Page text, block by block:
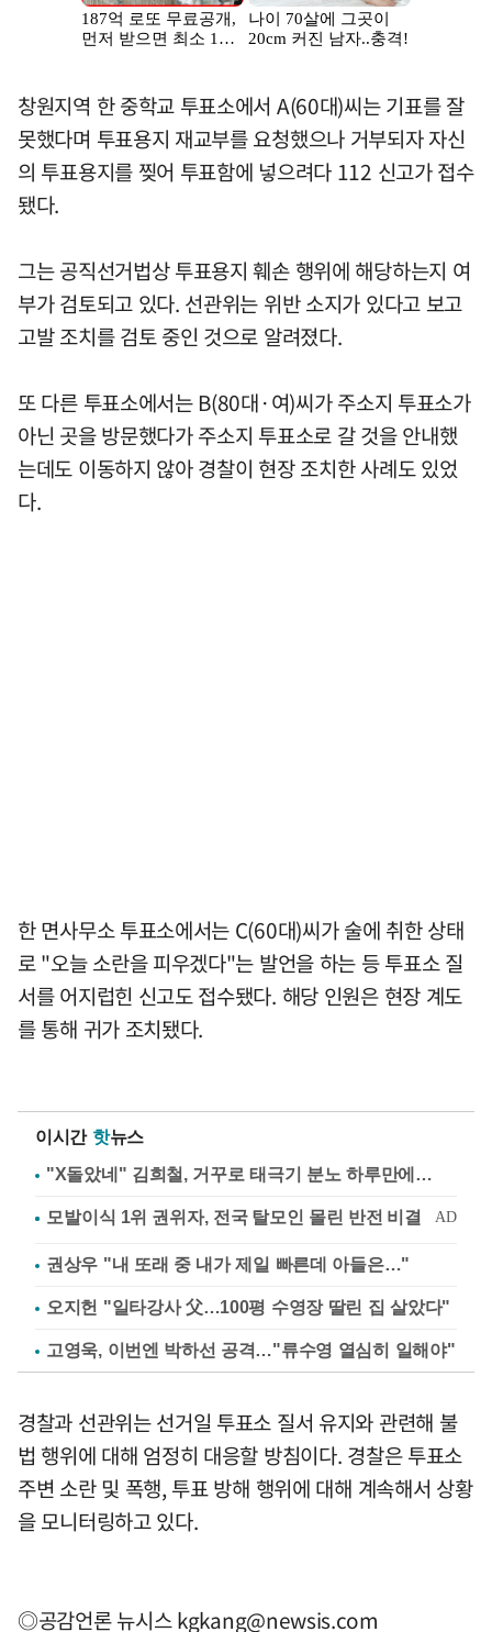
창원지역 한 중학교 투표소에서 A(60대)씨는 기표를 잘
못했다며 투표용지 재교부를 요청했으나 거부되자 자신
의 투표용지를 찢어 투표함에 넣으려다 112 신고가 접수
됐다.
그는 공직선거법상 투표용지 훼손 행위에 해당하는지 여
부가 검토되고 있다. 선관위는 위반 소지가 있다고 보고
고발 조치를 검토 중인 것으로 알려졌다.
또 다른 투표소에서는 B(80대·여)씨가 주소지 투표소가
아닌 곳을 방문했다가 주소지 투표소로 갈 것을 안내했
는데도 이동하지 않아 경찰이 현장 조치한 사례도 있었
다.
한 면사무소 투표소에서는 C(60대)씨가 술에 취한 상태
로 "오늘 소란을 피우겠다"는 발언을 하는 등 투표소 질
서를 어지럽힌 신고도 접수됐다. 해당 인원은 현장 계도
를 통해 귀가 조치됐다.
이시간 핫뉴스
"X돌았네" 김희철, 거꾸로 태극기 분노 하루만에…
권상우 "내 또래 중 내가 제일 빠른데 아들은…"
오지헌 "일타강사 父…100평 수영장 딸린 집 살았다"
고영욱, 이번엔 박하선 공격…"류수영 열심히 일해야"
경찰과 선관위는 선거일 투표소 질서 유지와 관련해 불
법 행위에 대해 엄정히 대응할 방침이다. 경찰은 투표소
주변 소란 및 폭행, 투표 방해 행위에 대해 계속해서 상황
을 모니터링하고 있다.
◎공감언론 뉴시스kgkang@newsis.com